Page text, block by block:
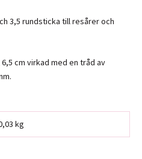
3,5 rundsticka till resårer och
cm virkad med en tråd av
kg